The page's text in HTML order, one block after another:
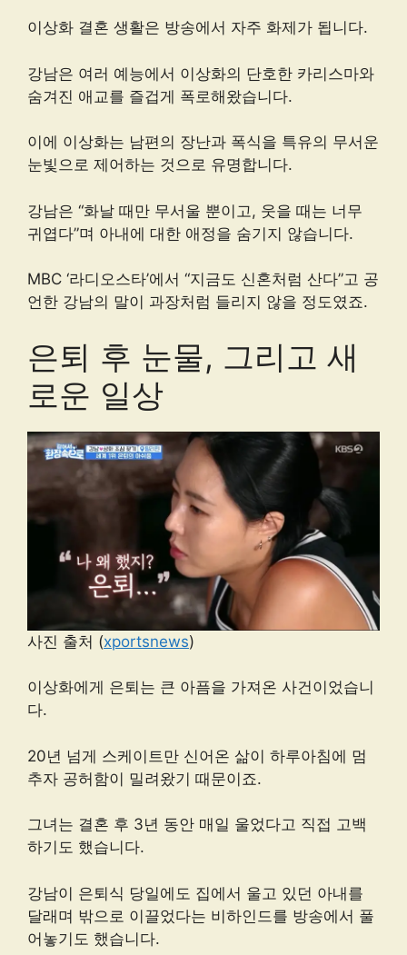
이상화 결혼 생활은 방송에서 자주 화제가 됩니다.
강남은 여러 예능에서 이상화의 단호한 카리스마와
숨겨진 애교를 즐겁게 폭로해왔습니다.
이에 이상화는 남편의 장난과 폭식을 특유의 무서운
눈빛으로 제어하는 것으로 유명합니다.
강남은 “화날 때만 무서울 뿐이고, 웃을 때는 너무
귀엽다”며 아내에 대한 애정을 숨기지 않습니다.
MBC ‘라디오스타’에서 “지금도 신혼처럼 산다”고 공
언한 강남의 말이 과장처럼 들리지 않을 정도였죠.
은퇴 후 눈물, 그리고 새
로운 일상
사진 출처 (xportsnews)
이상화에게 은퇴는 큰 아픔을 가져온 사건이었습니
다.
20년 넘게 스케이트만 신어온 삶이 하루아침에 멈
추자 공허함이 밀려왔기 때문이죠.
그녀는 결혼 후 3년 동안 매일 울었다고 직접 고백
하기도 했습니다.
강남이 은퇴식 당일에도 집에서 울고 있던 아내를
달래며 밖으로 이끌었다는 비하인드를 방송에서 풀
어놓기도 했습니다.